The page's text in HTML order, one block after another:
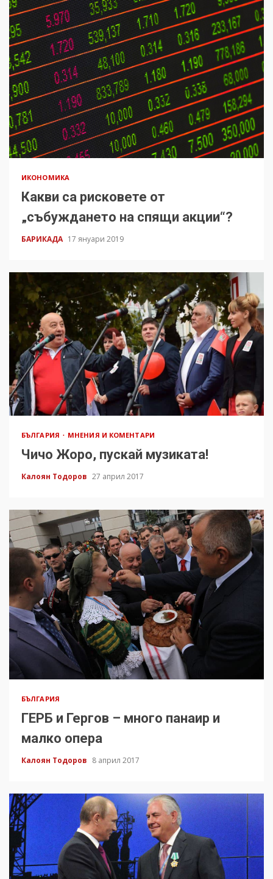
ИКОНОМИКА
Какви са рисковете от
„събуждането на спящи акции“?
БАРИКАДА 17 януари 2019
БЪЛГАРИЯ МНЕНИЯ И КОМЕНТАРИ
Чичо Жоро, пускай музиката!
Калоян Тодоров 27 април 2017
БЪЛГАРИЯ
ГЕРБ и Гергов – много панаир и
малко опера
Калоян Тодоров 8 април 2017